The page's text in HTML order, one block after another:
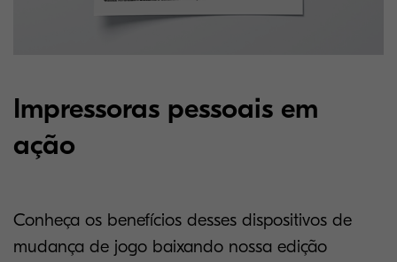
Impressoras pessoais em
ação
Conheça os benefícios desses dispositivos de
mudança de jogo baixando nossa edição